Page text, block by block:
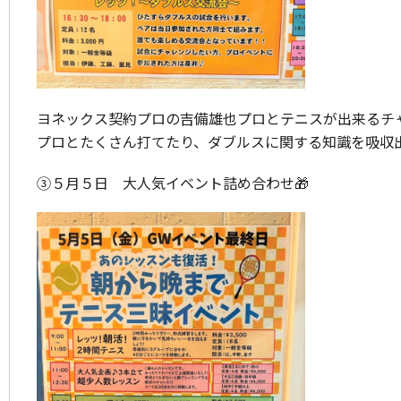
ヨネックス契約プロの吉備雄也プロとテニスが出来るチ
プロとたくさん打てたり、ダブルスに関する知識を吸
③５月５日 大人気イベント詰め合わせ🎁